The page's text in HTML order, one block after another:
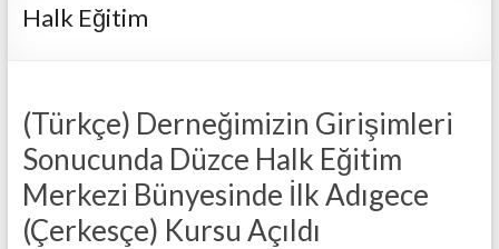
Halk Eğitim
(Türkçe) Derneğimizin Girişimleri
Sonucunda Düzce Halk Eğitim
Merkezi Bünyesinde İlk Adıgece
(Çerkesçe) Kursu Açıldı